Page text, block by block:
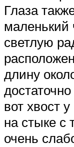
Глаза
маленький
светлую
длину
вот хвост
на стыке с
очень